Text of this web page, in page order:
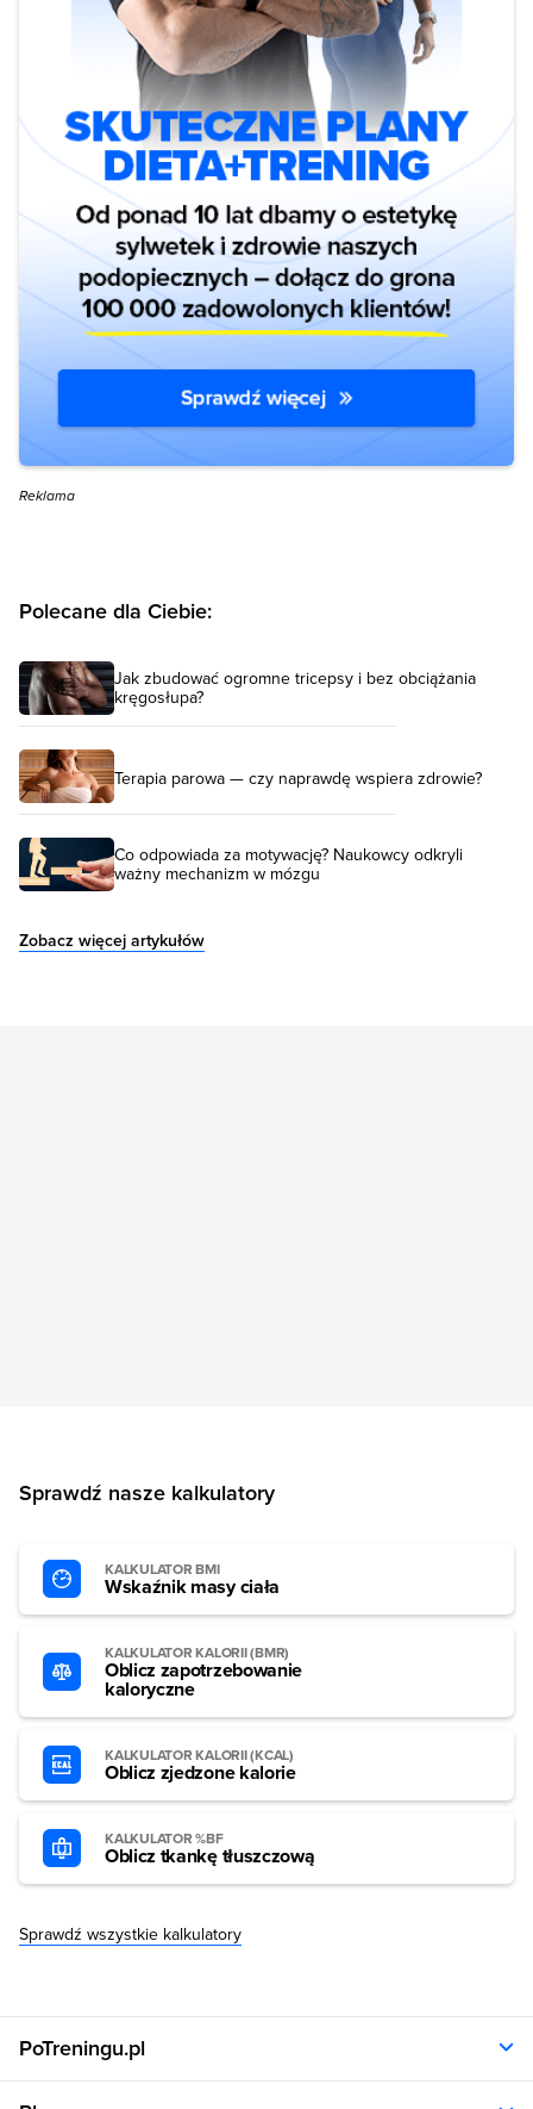
Reklama
Polecane dla Ciebie:
Jak zbudować ogromne tricepsy i bez obciążania
kręgosłupa?
Terapia parowa — czy naprawdę wspiera zdrowie?
Co odpowiada za motywację? Naukowcy odkryli
ważny mechanizm w mózgu
Zobacz więcej artykułów
Sprawdź nasze kalkulatory
KALKULATOR BMI
Wskaźnik masy ciała
KALKULATOR KALORII (BMR)
Oblicz zapotrzebowanie
kaloryczne
KALKULATOR KALORII (KCAL)
Oblicz zjedzone kalorie
KALKULATOR %BF
Oblicz tkankę tłuszczową
Sprawdź wszystkie kalkulatory
PoTreningu.pl